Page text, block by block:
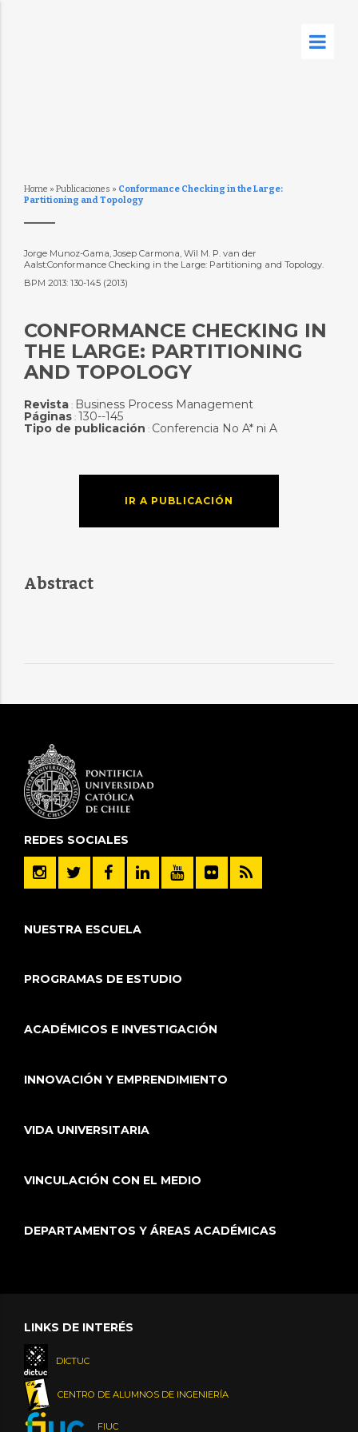
Home » Publicaciones » Conformance Checking in the Large:
Partitioning and Topology
Jorge Munoz-Gama, Josep Carmona, Wil M. P. van der
Aalst:Conformance Checking in the Large: Partitioning and Topology.
BPM 2013: 130-145 (2013)
CONFORMANCE CHECKING IN
THE LARGE: PARTITIONING
AND TOPOLOGY
Revista: Business Process Management
Páginas: 130--145
Tipo de publicación : Conferencia No A* ni A
IR A PUBLICACIÓN
Abstract
REDES SOCIALES
NUESTRA ESCUELA
PROGRAMAS DE ESTUDIO
ACADÉMICOS E INVESTIGACIÓN
INNOVACIÓN Y EMPRENDIMIENTO
VIDA UNIVERSITARIA
VINCULACIÓN CON EL MEDIO
DEPARTAMENTOS Y ÁREAS ACADÉMICAS
LINKS DE INTERÉS
DICTUC
CENTRO DE ALUMNOS DE INGENIERÍA
FIUC